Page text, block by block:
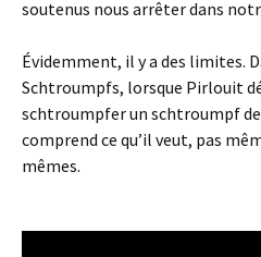
soutenus nous arrêter dans
Évidemment, il y a des limites.
Schtroumpfs, lorsque Pirlouit
schtroumpfer un schtroumpf
comprend ce qu’il veut, pas
mêmes.